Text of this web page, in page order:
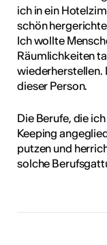
ich in ein
schön
Ich wollte
Räumlichkeiten
wiederherstellen.
dieser Person.
Die Berufe, die
Keeping
putzen und
solche